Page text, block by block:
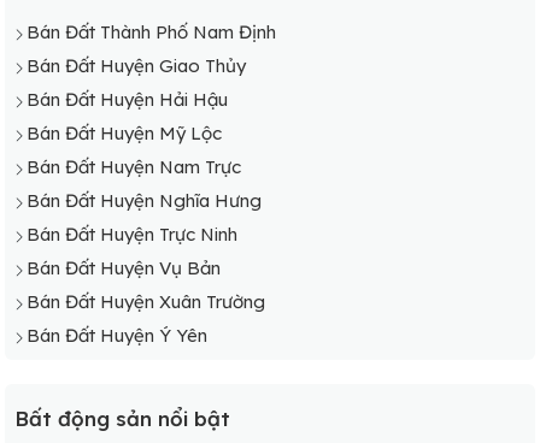
Bán Đất Xã Hoành Sơn
Bán Đất Xã Hồng Thuận
Bán Đất Thành Phố Nam Định
Bán Đất Huyện Giao Thủy
Bán Đất Huyện Hải Hậu
Bán Đất Huyện Mỹ Lộc
Bán Đất Huyện Nam Trực
Bán Đất Huyện Nghĩa Hưng
Bán Đất Huyện Trực Ninh
Bán Đất Huyện Vụ Bản
Bán Đất Huyện Xuân Trường
Bán Đất Huyện Ý Yên
Bất động sản nổi bật